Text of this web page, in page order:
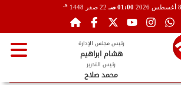
01:00 صـ 22 صفر 1448 هـ
رئيس مجلس الإدارة
هشام ابراهيم
رئيس التحرير
محمد صلاح